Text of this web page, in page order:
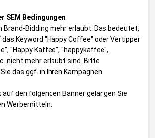
SEM Bedingungen
Brand-Bidding mehr erlaubt. Das bedeutet,
Keyword "Happy Coffee" oder Vertipper
"Happy Kaffee", "happykaffee",
nicht mehr erlaubt sind. Bitte
das ggf. in Ihren Kampagnen.
auf den folgenden Banner gelangen Sie
Werbemitteln.